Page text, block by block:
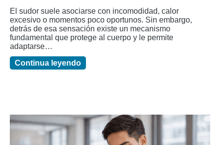
El sudor suele asociarse con incomodidad, calor
excesivo o momentos poco oportunos. Sin embargo,
detrás de esa sensación existe un mecanismo
fundamental que protege al cuerpo y le permite
adaptarse…
Continua leyendo